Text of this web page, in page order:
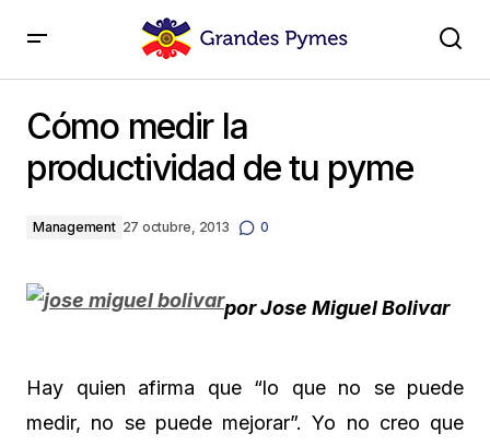
Cómo medir la
productividad de tu pyme
Management 27 octubre, 2013 0
por Jose Miguel Bolivar
Hay quien afirma que “lo que no se puede
medir, no se puede mejorar”. Yo no creo que